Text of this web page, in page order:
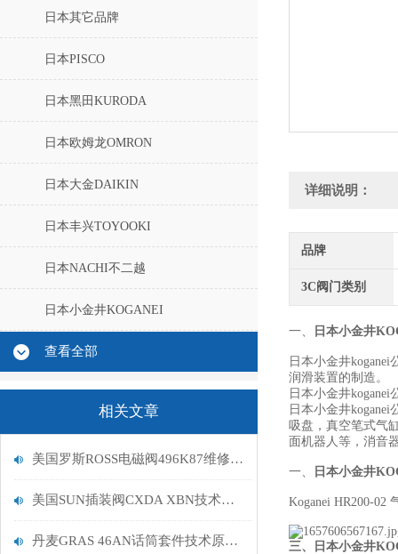
日本其它品牌
日本PISCO
日本黑田KURODA
日本欧姆龙OMRON
日本大金DAIKIN
日本丰兴TOYOOKI
日本NACHI不二越
日本小金井KOGANEI
查看全部
相关文章
美国罗斯ROSS电磁阀496K87维修包简介
美国SUN插装阀CXDA XBN技术分析
丹麦GRAS 46AN话筒套件技术原理分析
详细说明：
品牌
3C阀门类别
一、 日本小金井
日本小金井
润滑装置的制造。
日本小金井
日本小金井
吸盘，真空笔式气
面机器人等，消音
一、 日本小金井
Koganei HR200-02
三、
日本小金井